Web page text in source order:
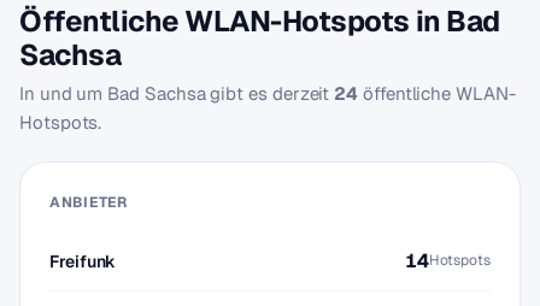
Öffentliche WLAN-Hotspots in Bad
Sachsa
In und um Bad Sachsa gibt es derzeit 24 öffentliche WLAN-
Hotspots.
ANBIETER
Freifunk 14Hotspots